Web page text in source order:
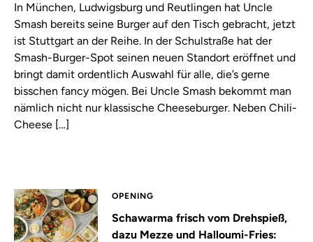
In München, Ludwigsburg und Reutlingen hat Uncle
Smash bereits seine Burger auf den Tisch gebracht, jetzt
ist Stuttgart an der Reihe. In der Schulstraße hat der
Smash-Burger-Spot seinen neuen Standort eröffnet und
bringt damit ordentlich Auswahl für alle, die’s gerne
bisschen fancy mögen. Bei Uncle Smash bekommt man
nämlich nicht nur klassische Cheeseburger. Neben Chili-
Cheese […]
OPENING
Schawarma frisch vom Drehspieß,
dazu Mezze und Halloumi-Fries: